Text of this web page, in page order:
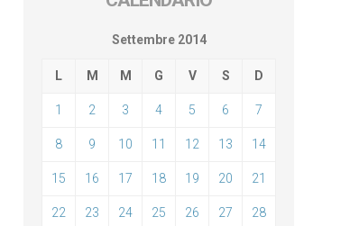
Settembre 2014
L M M G V S D
1 2 3 4 5 6 7
8 9 10 11 12 13 14
15 16 17 18 19 20 21
22 23 24 25 26 27 28